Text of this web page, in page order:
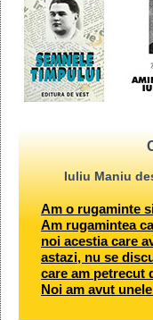
Iuliu Maniu
Am o rugaminte
Am rugamintea
noi acestia care
astazi, nu se
care am petrecut
Noi am avut